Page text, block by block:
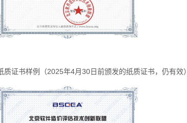
书样例（2025年4月30日前颁发的纸质证书，仍有效）